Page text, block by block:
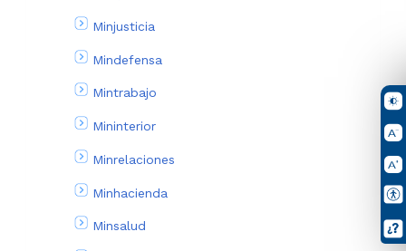
Minjusticia
Mindefensa
Mintrabajo
Mininterior
Minrelaciones
Minhacienda
Minsalud